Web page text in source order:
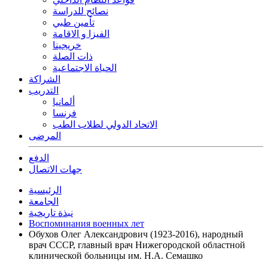
نصائح للدراسة
تأمين طبي
الفيزا و الاقامة
خريجينا
ذات الصلة
الحياة الاجتماعية
الشراكة
التدريب
ألمانيا
فرنسا
الاتحاد الدولي لطلاب الطب
المرضى
الدفع
جهات الاتصال
الرئيسية
الجامعة
نبذة تاريخية
Воспоминания военных лет
Обухов Олег Александрович (1923-2016), народный
врач СССР, главный врач Нижегородской областной
клинической больницы им. Н.А. Семашко